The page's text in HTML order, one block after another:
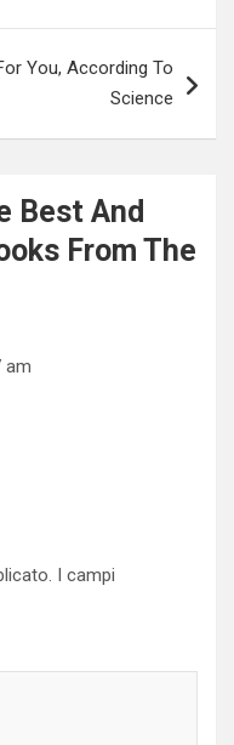
You, According To
Science
Best And
From The
am
I campi